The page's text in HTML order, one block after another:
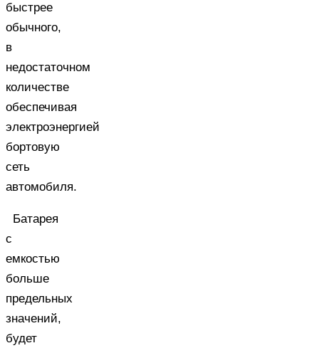
быстрее
обычного,
в
недостаточном
количестве
обеспечивая
электроэнергией
бортовую
сеть
автомобиля.
Батарея
с
емкостью
больше
предельных
значений,
будет